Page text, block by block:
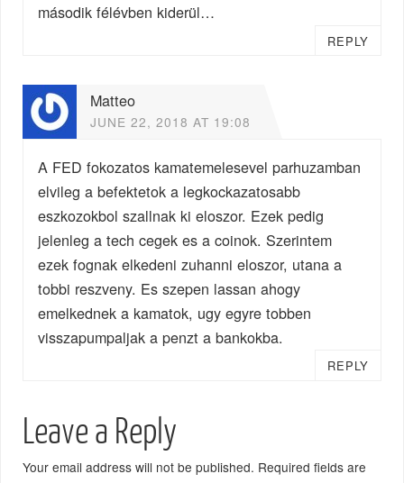
második félévben kiderül…
REPLY
Matteo
JUNE 22, 2018 AT 19:08
A FED fokozatos kamatemelesevel parhuzamban
elvileg a befektetok a legkockazatosabb
eszkozokbol szallnak ki eloszor. Ezek pedig
jelenleg a tech cegek es a coinok. Szerintem
ezek fognak elkedeni zuhanni eloszor, utana a
tobbi reszveny. Es szepen lassan ahogy
emelkednek a kamatok, ugy egyre tobben
visszapumpaljak a penzt a bankokba.
REPLY
Leave a Reply
Your email address will not be published. Required fields are